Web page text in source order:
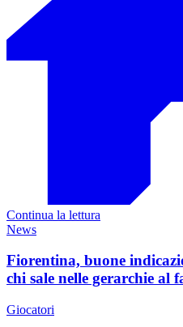
Continua la lettura
News
Fiorentina, buone
chi sale nelle gerarchie al
Giocatori